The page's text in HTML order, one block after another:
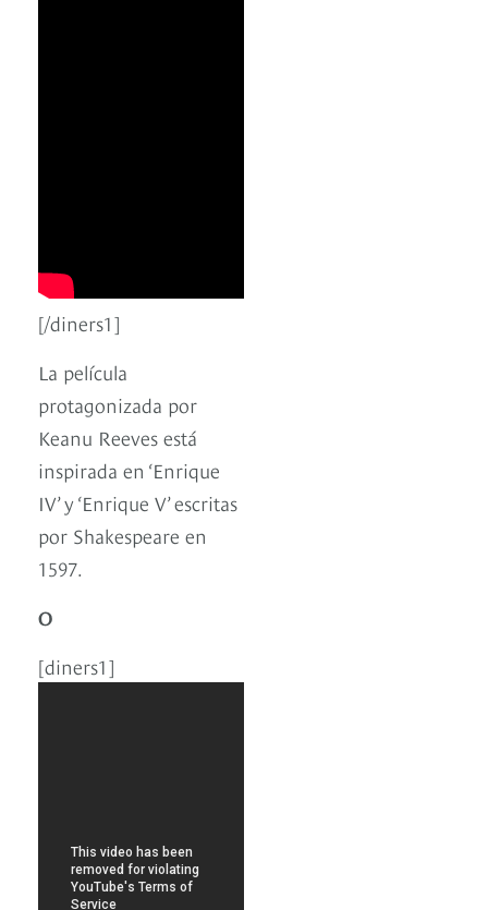
[/diners1]
La película
protagonizada por
Keanu Reeves está
inspirada en ‘Enrique
IV’ y ‘Enrique V’ escritas
por Shakespeare en
1597.
O
[diners1]